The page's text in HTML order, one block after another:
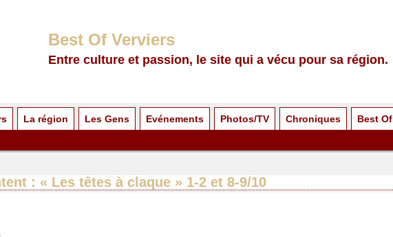
Best Of Verviers
Entre culture et passion, le site qui a vécu pour sa région.
La région Les Gens Evénements Photos/TV Chroniques Best Of
: « Les têtes à claque » 1-2 et 8-9/10